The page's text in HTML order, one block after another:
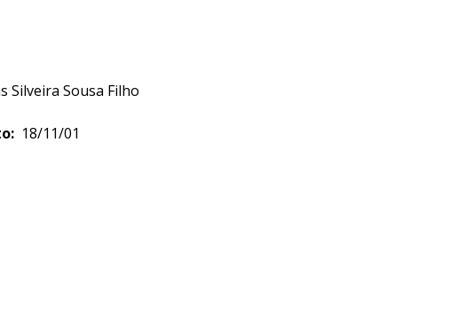
Silveira Sousa Filho
18/11/01